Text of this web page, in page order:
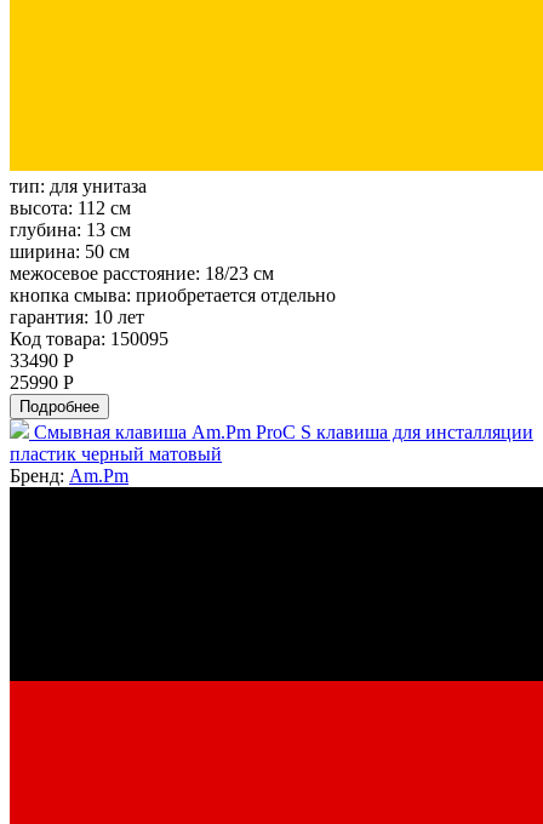
тип: для унитаза
высота: 112 см
глубина: 13 см
ширина: 50 см
межосевое расстояние: 18/23 см
кнопка смыва: приобретается отдельно
гарантия: 10 лет
Код товара: 150095
33490 Р
25990 Р
Подробнее
Смывная клавиша Am.Pm ProC S клавиша для инсталляции
пластик черный матовый
Бренд: Am.Pm